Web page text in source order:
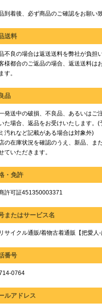
到着後、必ず商品のご確認をお願い致
送料
不良の場合は返送送料を弊社が負担
様都合のご返品の場合、返送送料は
す。
品
発送中の破損、不良品、あるいはご
た場合、返品をお受けいたします。(
汚れなど記載がある場合は対象外)
の在庫状況を確認のうえ、新品、ま
ていただきます。
・免許
許可証451350003371
またはサービス名
サイクル通販/着物古着通販【把愛人-
番号
0764
ルアドレス